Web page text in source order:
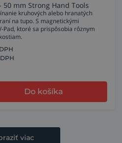
50 mm Strong Hand Tools
kruhových alebo hranatých
na tupo. S magnetickými
Pad, ktoré sa prispôsobia rôznym
Do košíka
viac